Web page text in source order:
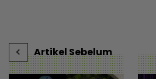
Artikel Sebelum